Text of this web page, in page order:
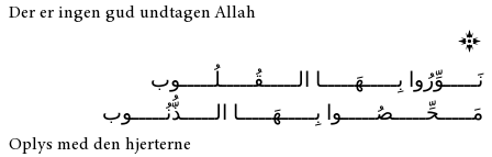
Der er ingen gud undtagen Allah
نَـــــوِّرُوا بِـــــهَـــــا الـــــقُـــــلُـــــوب
مَـــــحِّـــــصُـــــوا بِـــــهَـــــا الـــــذُّنُـــــوب
Oplys med den hjerterne